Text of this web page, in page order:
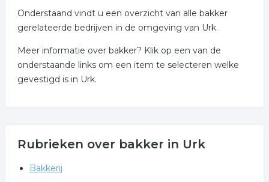
Onderstaand vindt u een overzicht van alle bakker
gerelateerde bedrijven in de omgeving van Urk.
Meer informatie over bakker? Klik op een van de
onderstaande links om een item te selecteren welke
gevestigd is in Urk.
Rubrieken over bakker in Urk
Bakkerij